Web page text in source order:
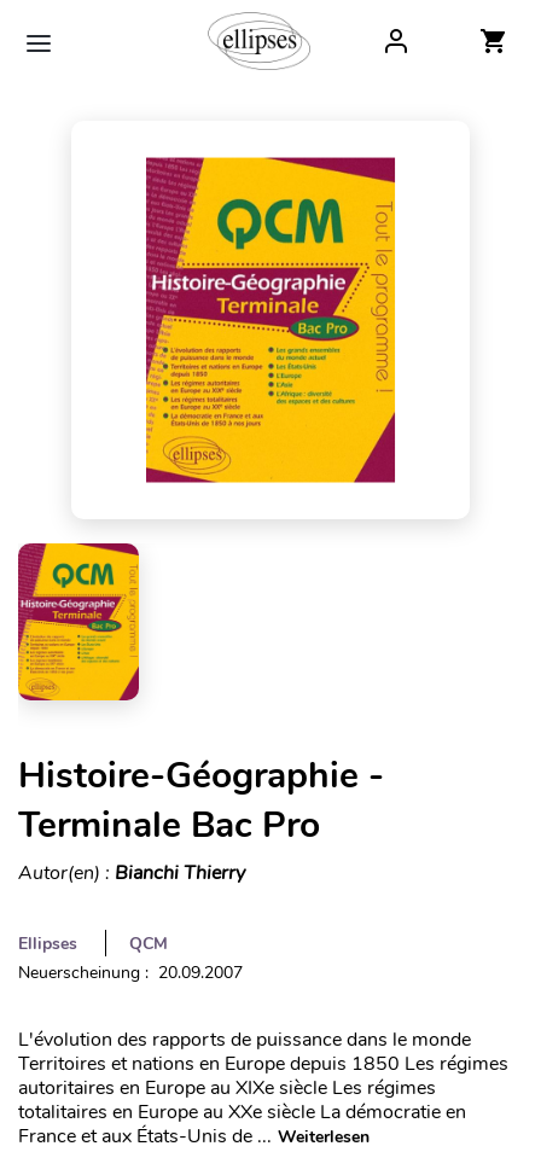
Histoire-Géographie -
Terminale Bac Pro
Autor(en) : Bianchi Thierry
Ellipses
QCM
Neuerscheinung : 20.09.2007
L'évolution des rapports de puissance dans le monde
Territoires et nations en Europe depuis 1850 Les régimes
autoritaires en Europe au XIXe siècle Les régimes
totalitaires en Europe au XXe siècle La démocratie en
France et aux États-Unis de ... Weiterlesen